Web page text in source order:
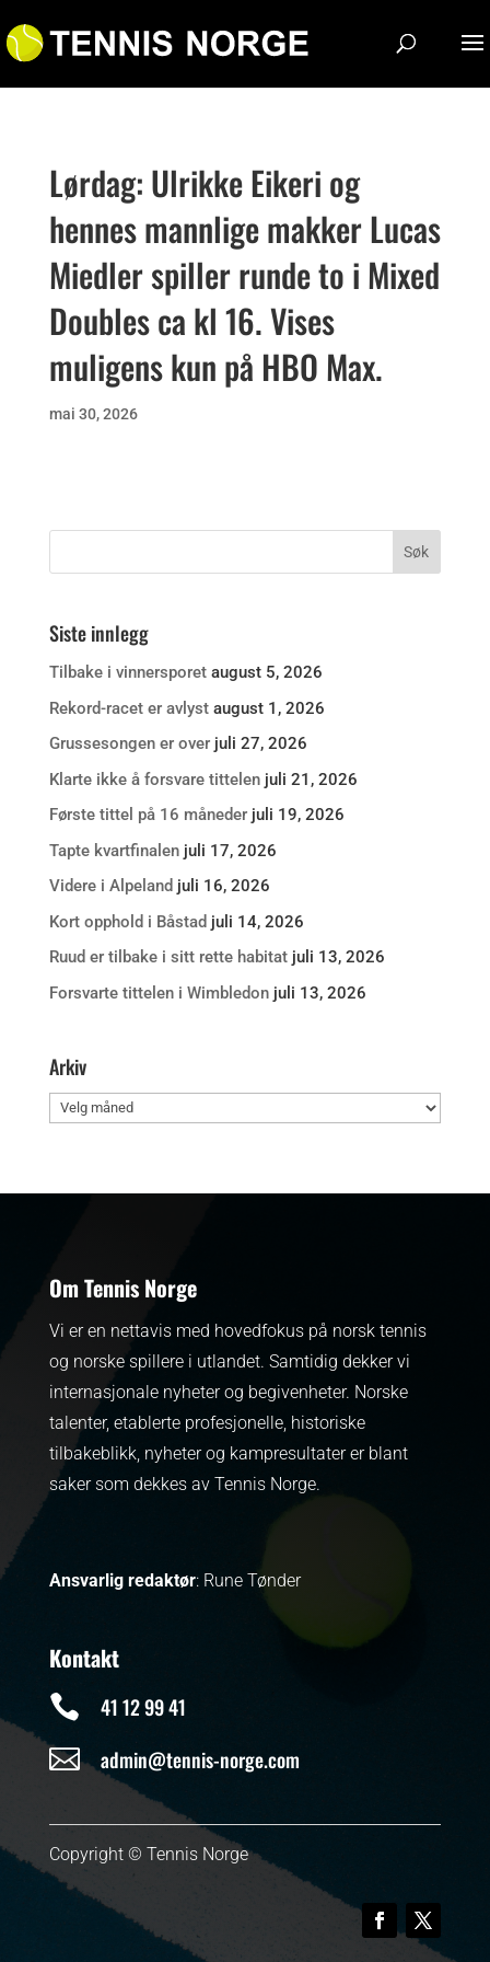
Lørdag: Ulrikke Eikeri og
hennes mannlige makker Lucas
Miedler spiller runde to i Mixed
Doubles ca kl 16. Vises
muligens kun på HBO Max.
mai 30, 2026
Siste innlegg
Tilbake i vinnersporet august 5, 2026
Rekord-racet er avlyst august 1, 2026
Grussesongen er over juli 27, 2026
Klarte ikke å forsvare tittelen juli 21, 2026
Første tittel på 16 måneder juli 19, 2026
Tapte kvartfinalen juli 17, 2026
Videre i Alpeland juli 16, 2026
Kort opphold i Båstad juli 14, 2026
Ruud er tilbake i sitt rette habitat juli 13, 2026
Forsvarte tittelen i Wimbledon juli 13, 2026
Arkiv
Arkiv
Om Tennis Norge
Vi er en nettavis med hovedfokus på norsk tennis
og norske spillere i utlandet. Samtidig dekker vi
internasjonale nyheter og begivenheter. Norske
talenter, etablerte profesjonelle, historiske
tilbakeblikk, nyheter og kampresultater er blant
saker som dekkes av Tennis Norge.
Ansvarlig redaktør: Rune Tønder
Kontakt
 41 12 99 41
 admin@tennis-norge.com
Copyright © Tennis Norge